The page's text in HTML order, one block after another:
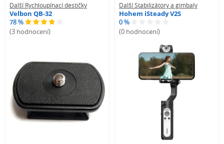
Další Rychloupínací destičky
Velbon QB-32
78 %
(3 hodnocení)
Další Stabilizátory a gimbaly
Hohem iSteady V2S
0 %
(0 hodnocení)